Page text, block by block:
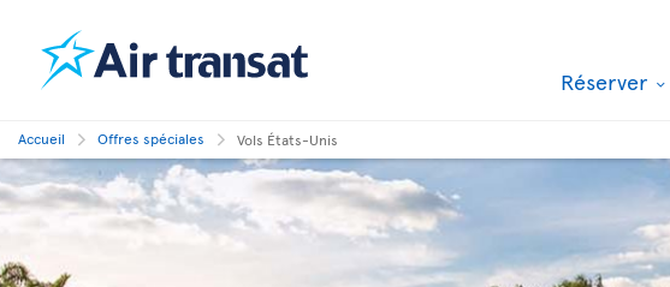
Réserver
Accueil Offres spéciales Vols États-Unis